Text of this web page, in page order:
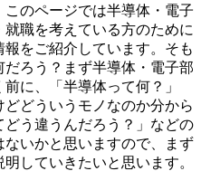
のページでは半導体・電子
職を考えている方のために
をご紹介しています。そも
ろう？まず半導体・電子部
に、「半導体って何？」
どどういうモノなのか分から
う違うんだろう？」などの
いかと思いますので、まず
していきたいと思います。